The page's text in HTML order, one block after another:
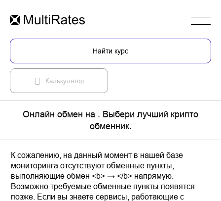
Найти курс
Калькулятор
Онлайн обмен на . Выбери лучший крипто
обменник.
К сожалению, на данный момент в нашей базе
мониторинга отсутствуют обменные пункты,
выполняющие обмен <b> → </b> напрямую.
Возможно требуемые обменные пункты появятся
позже. Если вы знаете сервисы, работающие с